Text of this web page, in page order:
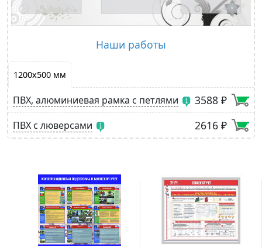
Наши работы
1200х500 мм
ПВХ, алюминиевая рамка с петлями 3588 ₽
ПВХ с люверсами 2616 ₽